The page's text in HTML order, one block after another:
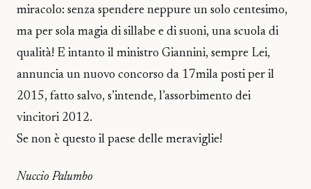
miracolo: senza spendere neppure un solo centesimo,
ma per sola magia di sillabe e di suoni, una scuola di
qualità! E intanto il ministro Giannini, sempre Lei,
annuncia un nuovo concorso da 17mila posti per il
2015, fatto salvo, s’intende, l’assorbimento dei
vincitori 2012.
Se non è questo il paese delle meraviglie!
Nuccio Palumbo